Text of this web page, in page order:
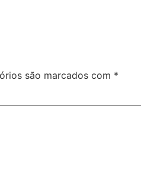
são marcados com *